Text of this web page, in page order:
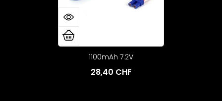
1100mAh 7.2V
28,40 CHF